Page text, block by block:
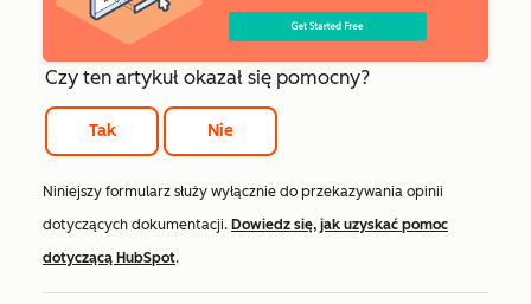
Czy ten artykuł okazał się pomocny?
Tak Nie
Niniejszy formularz służy wyłącznie do przekazywania opinii
dotyczących dokumentacji. Dowiedz się, jak uzyskać pomoc
dotyczącą HubSpot.